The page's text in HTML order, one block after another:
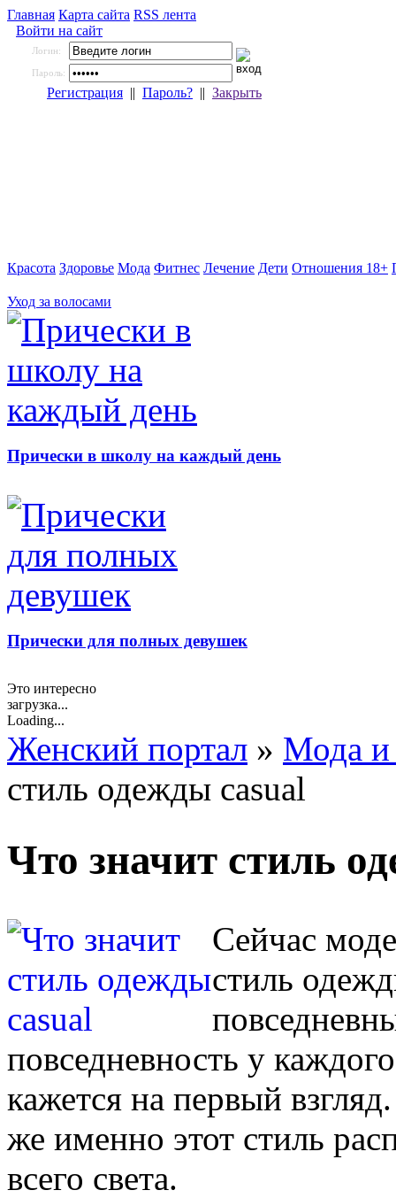
Главная Карта сайта RSS лента
Войти на сайт
Логин:
Пароль:
Регистрация || Пароль? || Закрыть
Красота Здоровье Мода Фитнес Лечение Дети Отношения 18+
Уход за волосами
Прически в школу на каждый день
Прически для полных девушек
Это интересно
загрузка...
Loading...
Женский портал » Мода и
стиль одежды casual
Что значит стиль
Сейчас
стиль
повседневность у
кажется на первый
же именно этот стиль
всего света.